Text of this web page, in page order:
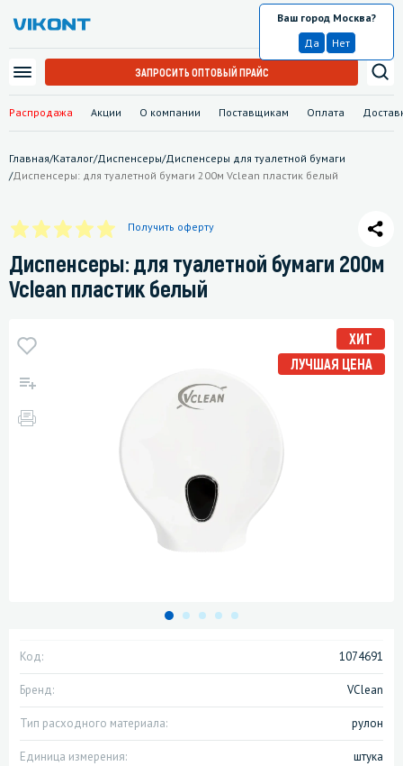
Распродажа Акции О компании Поставщикам Оплата
Москва
Ваш город Москва?
Да
Нет
ЗАПРОСИТЬ ОПТОВЫЙ ПРАЙС
Главная/Каталог/Диспенсеры/Диспенсеры для туалетной бумаги
/Диспенсеры: для туалетной бумаги 200м Vclean пластик белый
Получить оферту
Диспенсеры: для туалетной бумаги 200м
Vclean пластик белый
ХИТ
ЛУЧШАЯ ЦЕНА
Код: 1074691
Бренд: VClean
Тип расходного материала: рулон
Единица измерения: штука